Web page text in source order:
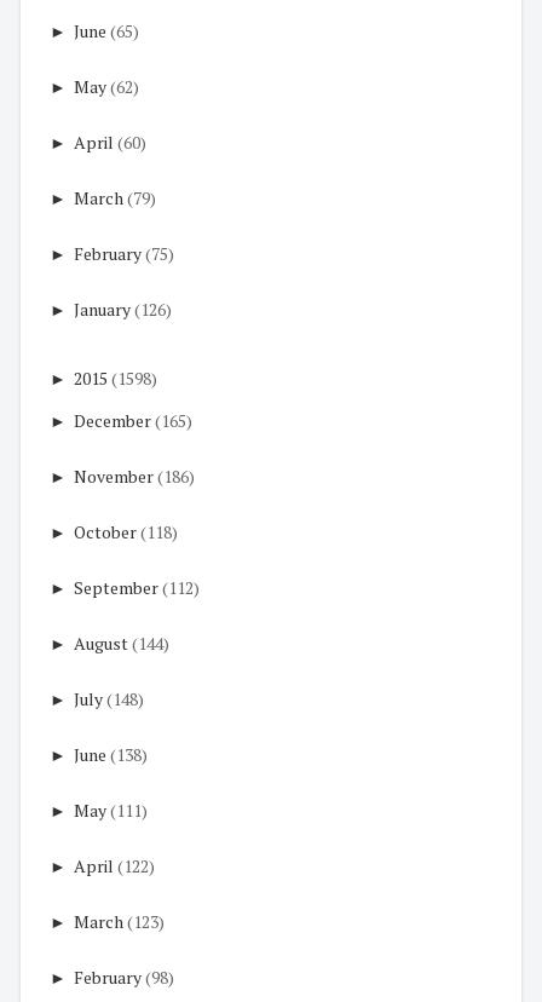
► June (65)
► May(62)
► April (60)
► March(79)
► February(75)
► January(126)
► 2015 (1598)
► December(165)
► November(186)
► October(118)
► September(112)
► August(144)
► July(148)
► June (138)
► May(111)
► April (122)
► March(123)
► February(98)